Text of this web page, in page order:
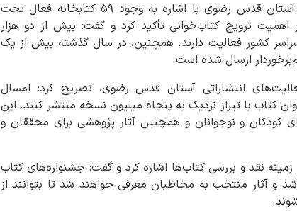
رئیس سازمان علمی و فرهنگی آستان قدس رضوی با اشاره به وجود ۵۹ کتابخانه فعال تحت
ترویج کتاب‌خوانی تأکید کرد و گفت: بیش از دو هزار
سراسر کشور فعالیت دارند. همچنین، در سال گذشته بیش از یک
ارسال شده است.
انتشاراتی آستان قدس رضوی، تصریح کرد: امسال
کتاب با تیراژ نزدیک به پنجاه میلیون نسخه منتشر کنند. این
کودکان و نوجوانان و همچنین آثار پژوهشی برای محققان و
نقد و بررسی کتاب‌ها اشاره کرد و گفت: جشنواره‌های کتاب
شد و آثار منتخب به مخاطبان معرفی خواهند شد تا بتوانند از